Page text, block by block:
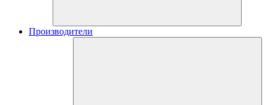
Производители